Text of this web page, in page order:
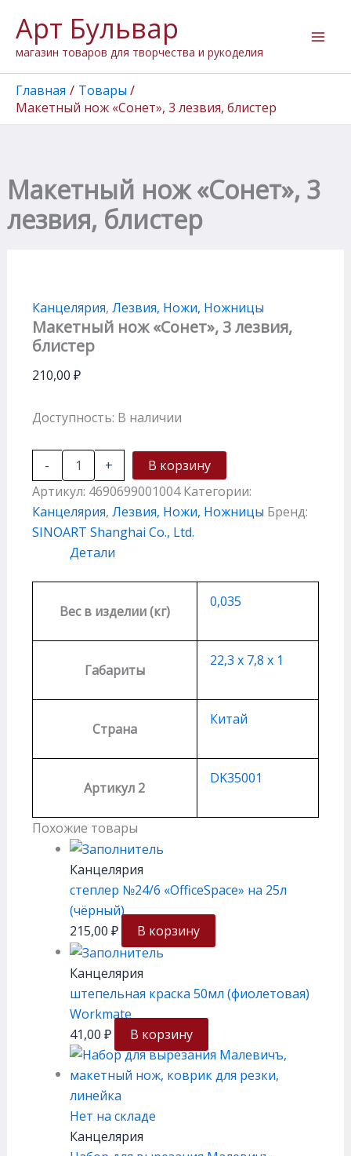
содержимому
Арт Бульвар
магазин товаров для творчества и рукоделия
Главная
Товары
Макетный нож «Сонет», 3 лезвия, блистер
Макетный нож «Сонет», 3
лезвия, блистер
Канцелярия, Лезвия, Ножи, Ножницы
Макетный нож «Сонет», 3 лезвия,
блистер
210,00 ₽
Доступность: В наличии
-
товара
Макетный
нож
"Сонет",
3
блистер
+
В корзину
Артикул: 4690699001004 Категории:
Канцелярия, Лезвия, Ножи, Ножницы Бренд:
SINOART Shanghai Co., Ltd.
Детали
Вес в изделии (кг)
0,035
Габариты
22,3 х 7,8 х 1
Страна
Китай
Артикул 2
DK35001
Похожие товары
Канцелярия
степлер №24/6 «OfficeSpace» на 25л
(чёрный)
215,00 ₽ В корзину
Канцелярия
штепельная краска 50мл (фиолетовая)
Workmate
41,00 ₽ В корзину
Нет на складе
Канцелярия